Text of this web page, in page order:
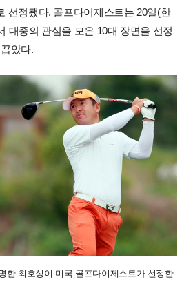
선정됐다. 골프다이제스트는 20일(한
대중의 관심을 모은 10대 장면을 선정
았다.
한 최호성이 미국 골프다이제스트가 선정한